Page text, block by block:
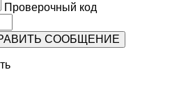
Проверочный код